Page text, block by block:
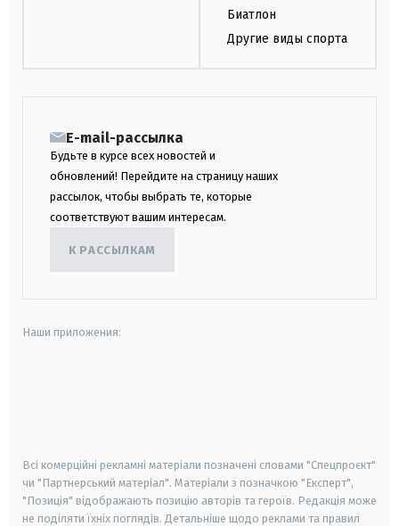
Биатлон
Другие виды спорта
E-mail-рассылка
Будьте в курсе всех новостей и
обновлений! Перейдите на страницу наших
рассылок, чтобы выбрать те, которые
соответствуют вашим интересам.
К РАССЫЛКАМ
Наши приложения:
Всі комерційні рекламні матеріали позначені словами "Спецпроєкт"
чи "Партнерський матеріал". Матеріали з позначкою "Експерт",
"Позиція" відображають позицію авторів та героїв. Редакція може
не поділяти їхніх поглядів. Детальніше щодо реклами та правил